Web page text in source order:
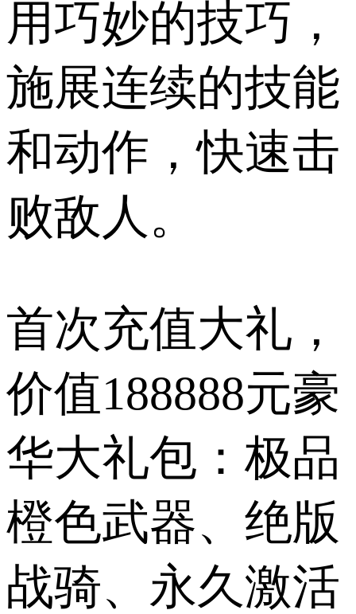
用巧妙的技巧，
施展连续的技能
和动作，快速击
败敌人。
首次充值大礼，
价值188888元豪
华大礼包：极品
橙色武器、绝版
战骑、永久激活